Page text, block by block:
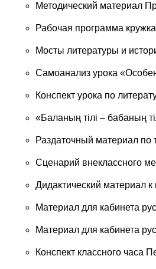
Методический материал
Рабочая программа
Мосты литературы и
Самоанализ урока
Конспект урока по
«Баланың тілі – бабаның
Раздаточный материал
Сценарий внеклассного
Дидактический материал
Материал для кабинета
Материал для кабинета
Конспект классного часа